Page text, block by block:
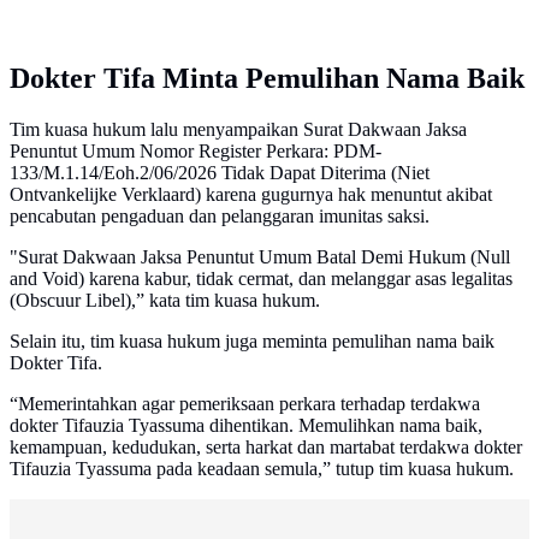
Dokter Tifa Minta Pemulihan Nama Baik
Tim kuasa hukum lalu menyampaikan Surat Dakwaan Jaksa
Penuntut Umum Nomor Register Perkara: PDM-
133/M.1.14/Eoh.2/06/2026 Tidak Dapat Diterima (Niet
Ontvankelijke Verklaard) karena gugurnya hak menuntut akibat
pencabutan pengaduan dan pelanggaran imunitas saksi.
"Surat Dakwaan Jaksa Penuntut Umum Batal Demi Hukum (Null
and Void) karena kabur, tidak cermat, dan melanggar asas legalitas
(Obscuur Libel),” kata tim kuasa hukum.
Selain itu, tim kuasa hukum juga meminta pemulihan nama baik
Dokter Tifa.
“Memerintahkan agar pemeriksaan perkara terhadap terdakwa
dokter Tifauzia Tyassuma dihentikan. Memulihkan nama baik,
kemampuan, kedudukan, serta harkat dan martabat terdakwa dokter
Tifauzia Tyassuma pada keadaan semula,” tutup tim kuasa hukum.